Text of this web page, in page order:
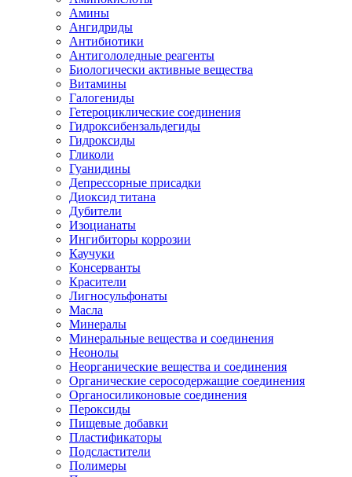
Амины
Ангидриды
Антибиотики
Антигололедные реагенты
Биологически активные вещества
Витамины
Галогениды
Гетероциклические соединения
Гидроксибензальдегиды
Гидроксиды
Гликоли
Гуанидины
Депрессорные присадки
Диоксид титана
Дубители
Изоцианаты
Ингибиторы коррозии
Каучуки
Консерванты
Красители
Лигносульфонаты
Масла
Минералы
Минеральные вещества и соединения
Неонолы
Неорганические вещества и соединения
Органические серосодержащие соединения
Органосиликоновые соединения
Пероксиды
Пищевые добавки
Пластификаторы
Подсластители
Полимеры